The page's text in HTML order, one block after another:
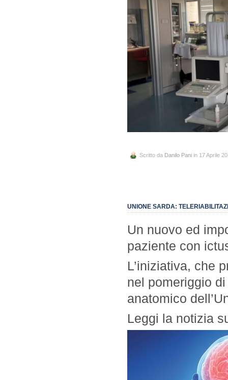
Scritto da Danilo Pani in 17 Aprile
UNIONE SARDA:
Un nuovo ed
paziente con
L’iniziativa, che
nel pomeriggio
anatomico
Leggi la notizia